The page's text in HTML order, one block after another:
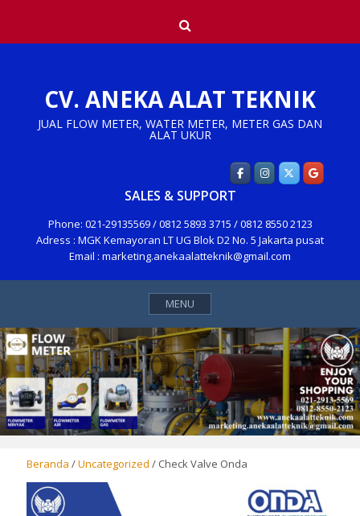
content
CV. ANEKA ALAT TEKNIK
JUAL FLOW METER, WATER METER, METER GAS DAN
ALAT UKUR
SALES & SUPPORT
Phone: 021-29135569 / 0812 5893 3715 / 0812 8550 2123
Adress : MGK Kemayoran LT UG Blok D2 No. 5 Jakarta pusat
Email : marketing.anekaalatteknik@gmail.com
MENU
Beranda /Uncategorized / Check Valve Onda